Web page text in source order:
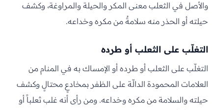
والأصل في الثعلب معنى المكر والحيلة والمراوغة، وكشف
حيلته أو الحذر منه سلامةٌ من مكره وخداعه.
التغلّب على الثعلب أو طرده
التغلّب على الثعلب أو طرده أو الإمساك به في المنام من
العلامات المحمودة الدالّة على الظفر بمخادعٍ محتالٍ وكشف
حيلته والسلامة من مكره وخداعه. ومن رأى أنه غلب ثعلباً أو